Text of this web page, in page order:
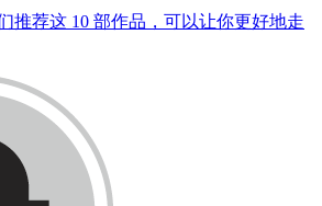
推荐这 10 部作品，可以让你更好地走